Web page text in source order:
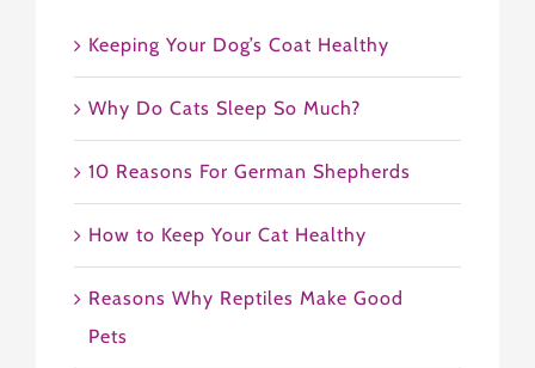
Keeping Your Dog’s Coat Healthy
Why Do Cats Sleep So Much?
10 Reasons For German Shepherds
How to Keep Your Cat Healthy
Reasons Why Reptiles Make Good
Pets